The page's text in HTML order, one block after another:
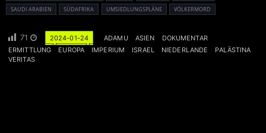
SAUDI ARABIEN
SÜDAFRIKA UMSIEDLUNGSPLÄNE VÖLKERMORD
71 2024-01-24 ADAMU ASIEN
DOKUMENTAR
ERMITTLUNG
EUROPA IMPERIUM ISRAEL NIEDERLANDE
PALÄSTINA
VERITAS